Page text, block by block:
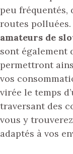
peu fréquentés,
routes polluées.
amateurs de
sont également
permettront
vos
virée le temps
traversant des
vous y
adaptés à vos